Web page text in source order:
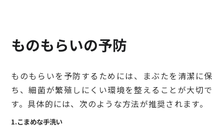
ものもらいの予防
ものもらいを予防するためには、まぶたを清潔に保
ち、細菌が繁殖しにくい環境を整えることが大切で
す。具体的には、次のような方法が推奨されます。
1.こまめな手洗い